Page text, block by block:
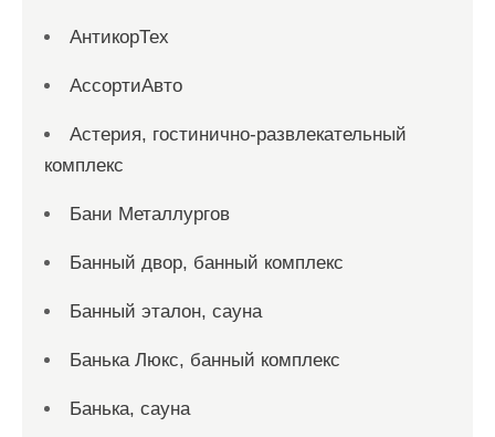
АнтикорТех
АссортиАвто
Астерия, гостинично-развлекательный
комплекс
Бани Металлургов
Банный двор, банный комплекс
Банный эталон, сауна
Банька Люкс, банный комплекс
Банька, сауна